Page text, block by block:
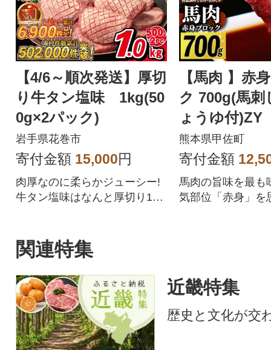
【4/6～順次発送】厚切
り牛タン塩味 1kg(50
0g×2パック)
岩手県花巻市
寄付金額 15,000円
肉厚なのに柔らかジューシー!
牛タン塩味はなんと厚切り10
【馬肉 】赤
ク 700g(馬刺
ょうゆ付)ZY
熊本県甲佐町
寄付金額
馬肉の旨味を最も
気部位「赤身」を
で、生食に近い食
の馬肉のお礼品で
関連特集
近畿特集
歴史と文化が交